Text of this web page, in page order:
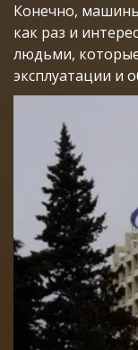
Конечно,
как раз и
людьми,
эксплуатации и